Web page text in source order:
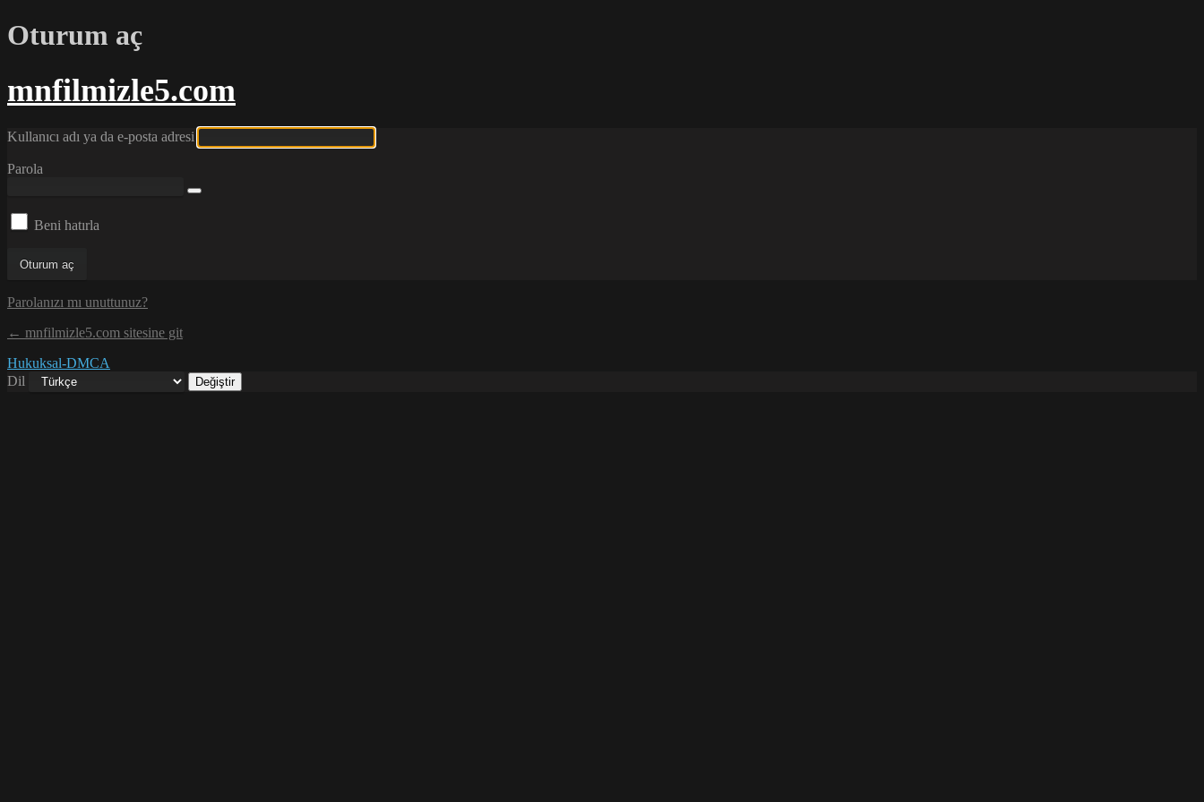
Oturum aç
mnfilmizle5.com
Kullanıcı adı ya da e-posta adresi
Parola
Beni hatırla
Parolanızı mı unuttunuz?
← mnfilmizle5.com sitesine git
Hukuksal-DMCA
Dil